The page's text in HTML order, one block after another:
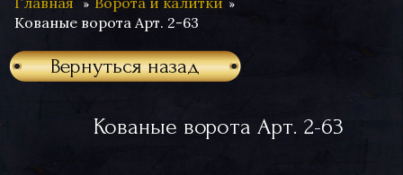
Кованые ворота Арт. 2-63
Вернуться назад
Кованые ворота Арт. 2-63